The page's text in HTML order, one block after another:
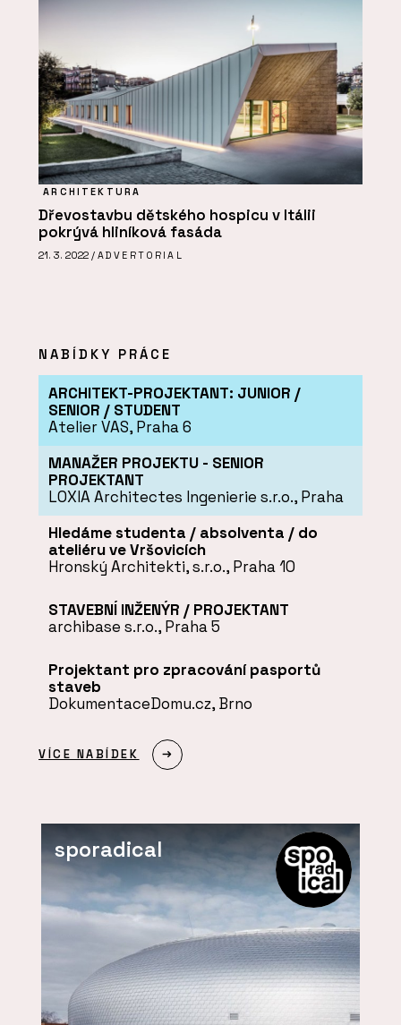
ARCHITEKTURA
Dřevostavbu dětského hospicu v Itálii
pokrývá hliníková fasáda
21. 3. 2022 / ADVERTORIAL
NABÍDKY PRÁCE
ARCHITEKT-PROJEKTANT: JUNIOR /
SENIOR / STUDENT
Atelier VAS, Praha 6
MANAŽER PROJEKTU - SENIOR
PROJEKTANT
LOXIA Architectes Ingenierie s.r.o., Praha
Hledáme studenta / absolventa / do
ateliéru ve Vršovicích
Hronský Architekti, s.r.o., Praha 10
STAVEBNÍ INŽENÝR / PROJEKTANT
archibase s.r.o., Praha 5
Projektant pro zpracování pasportů
staveb
DokumentaceDomu.cz, Brno
VÍCE NABÍDEK
sporadical